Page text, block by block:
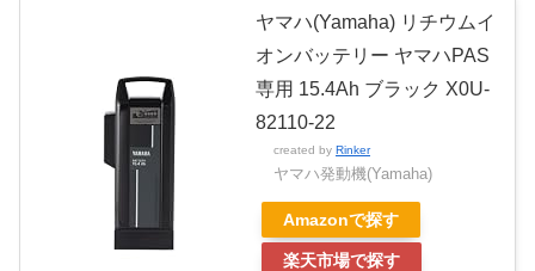
ヤマハ(Yamaha) リチウムイ
オンバッテリー ヤマハPAS
専用 15.4Ah ブラック X0U-
82110-22
created by Rinker
ヤマハ発動機(Yamaha)
Amazonで探す
楽天市場で探す